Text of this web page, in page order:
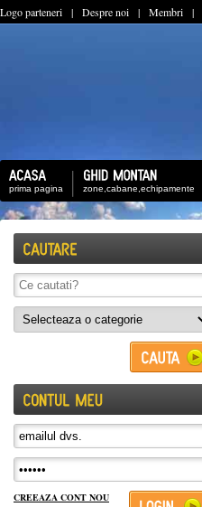
Logo parteneri | Despre noi | Membri |
prima pagina zone,cabane,echipamente
CREEAZA CONT NOU